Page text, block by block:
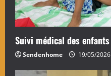
Suivi médical des enfants
Sendenhome 19/05/2026